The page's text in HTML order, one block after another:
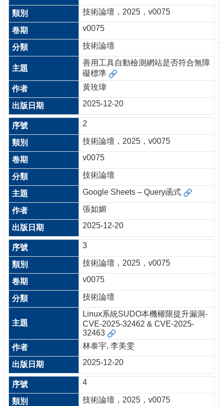
物
校
務
服
務
專
題
報
導
技
術
論
壇
產
業
專
欄
技術論壇，2025，v0075
v0075
技術論壇
善用工具自動檢測網站是否符合無障
礙標準
黃玫瑋
2025-12-20
2
技術論壇，2025，v0075
v0075
技術論壇
Google Sheets – Query函式
張如媚
2025-12-20
3
技術論壇，2025，v0075
v0075
技術論壇
Linux系統SUDO本機權限提升漏洞-
CVE-2025-32462 & CVE-2025-
32463
林泰宇, 李美雯
2025-12-20
4
技術論壇，2025，v0075